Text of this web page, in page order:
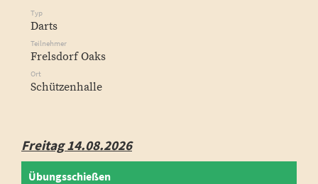
Typ
Darts
Teilnehmer
Frelsdorf Oaks
Ort
Schützenhalle
Freitag 14.08.2026
Übungsschießen